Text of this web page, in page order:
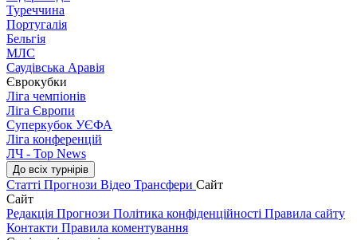
Туреччина
Португалія
Бельгія
МЛС
Саудівська Аравія
Єврокубки
Ліга чемпіонів
Ліга Європи
Суперкубок УЄФА
Ліга конференцій
ЛЧ - Top News
До всіх турнірів
Статті Прогнози Відео Трансфери Сайт
Сайт
Редакція Прогнози Політика конфіденційності Правила сайту
Контакти Правила коментування